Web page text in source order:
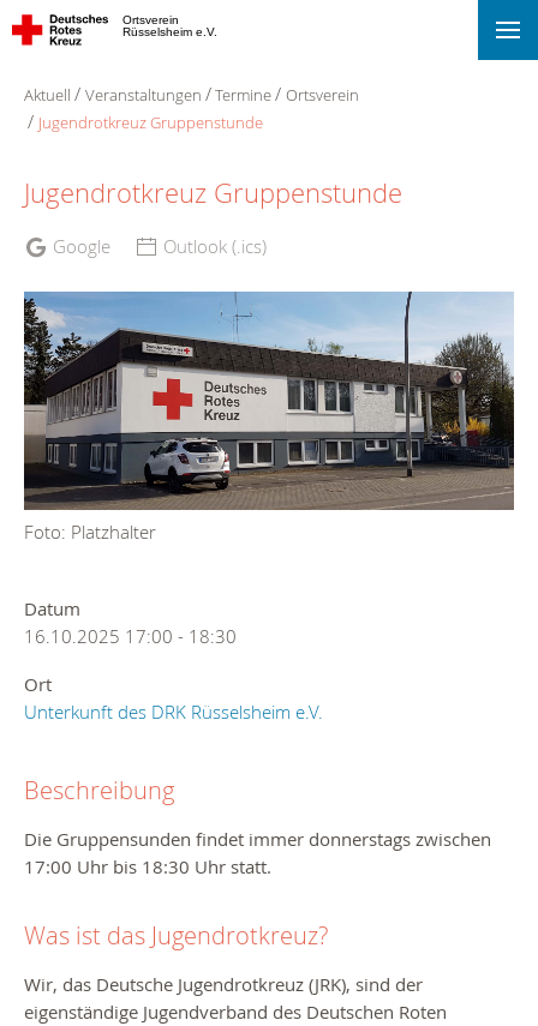
Ortsverein
Rüsselsheim e.V.
Aktuell Veranstaltungen Termine
Ortsverein
Jugendrotkreuz Gruppenstunde
Jugendrotkreuz Gruppenstunde
Google Outlook (.ics)
Foto: Platzhalter
Datum
16.10.2025 17:00 - 18:30
Ort
Unterkunft des DRK Rüsselsheim e.V.
Beschreibung
Die Gruppensunden findet immer donnerstags zwischen
17:00 Uhr bis 18:30 Uhr statt.
Was ist das Jugendrotkreuz?
Wir, das Deutsche Jugendrotkreuz (JRK), sind der
eigenständige Jugendverband des Deutschen Roten